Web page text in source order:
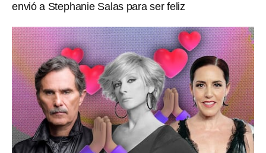
envió a Stephanie Salas para ser feliz